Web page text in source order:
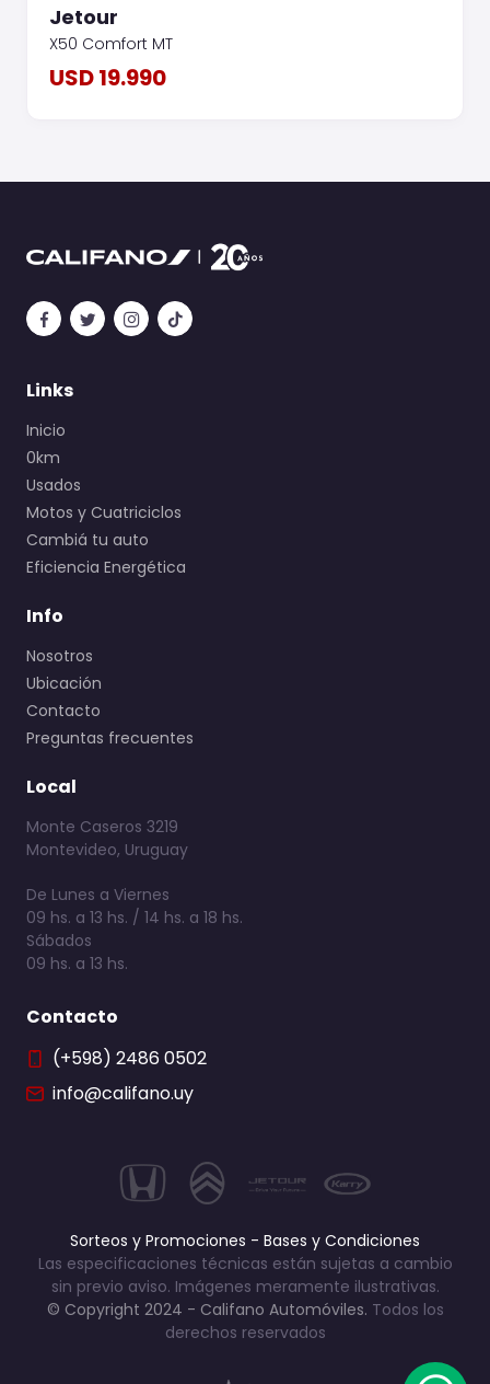
Jetour
X50 Comfort MT
USD 19.990
Links
Inicio
0km
Usados
Motos y Cuatriciclos
Cambiá tu auto
Eficiencia Energética
Info
Nosotros
Ubicación
Contacto
Preguntas frecuentes
Local
Monte Caseros 3219
Montevideo, Uruguay
De Lunes a Viernes
09 hs. a 13 hs. / 14 hs. a 18 hs.
Sábados
09 hs. a 13 hs.
Contacto
(+598) 2486 0502
info@califano.uy
Sorteos y Promociones - Bases y Condiciones
Las especificaciones técnicas están sujetas a cambio
sin previo aviso. Imágenes meramente ilustrativas.
© Copyright 2024 - Califano Automóviles. Todos los
derechos reservados